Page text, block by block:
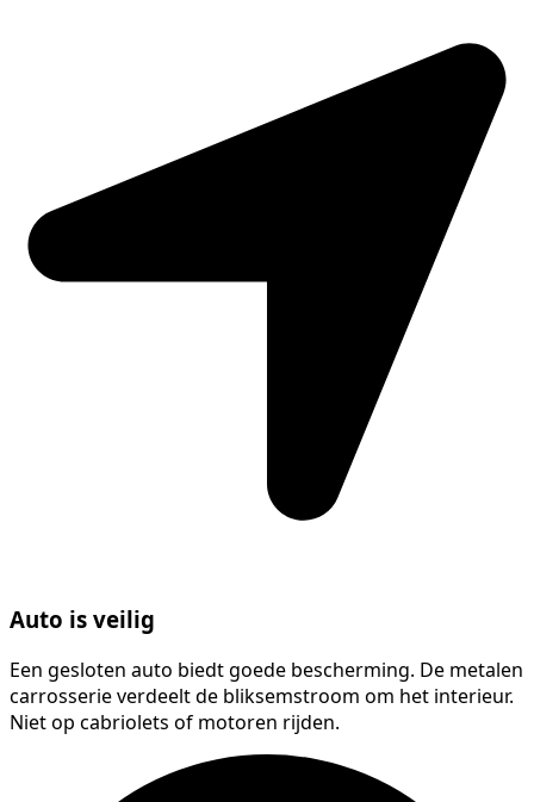
Auto is veilig
Een gesloten auto biedt goede bescherming. De metalen
carrosserie verdeelt de bliksemstroom om het interieur.
Niet op cabriolets of motoren rijden.